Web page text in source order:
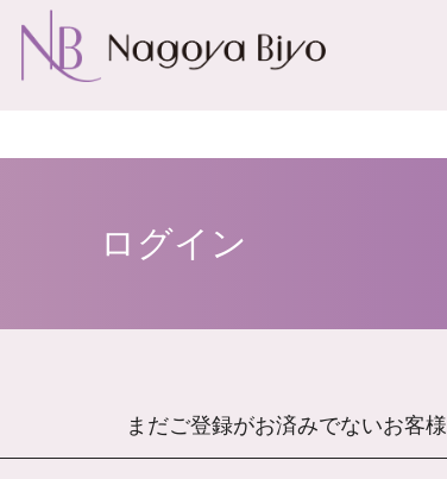
ログイン
まだご登録がお済みでないお客様